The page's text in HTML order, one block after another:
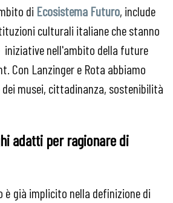
di Ecosistema Futuro, include
culturali italiane che stanno
iniziative nell'ambito della future
Con Lanzinger e Rota abbiamo
musei, cittadinanza, sostenibilità
adatti per ragionare di
già implicito nella definizione di